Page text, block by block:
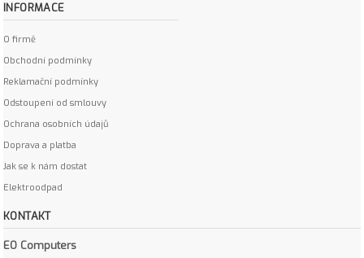
INFORMACE
O firmě
Obchodní podmínky
Reklamační podmínky
Odstoupení od smlouvy
Ochrana osobních údajů
Doprava a platba
Jak se k nám dostat
Elektroodpad
KONTAKT
EO Computers